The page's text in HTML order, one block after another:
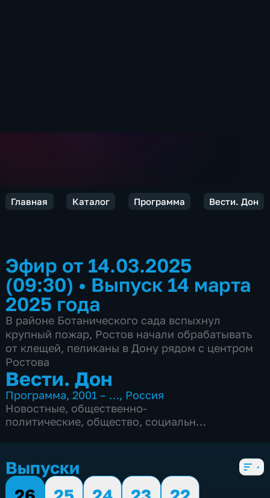
Главная Каталог Программа Вести. Дон
Эфир от 14.03.2025
(09:30) • Выпуск 14 марта
2025 года
В районе Ботанического сада вспыхнул
крупный пожар, Ростов начали обрабатывать
от клещей, пеликаны в Дону рядом с центром
Ростова
Вести. Дон
Программа,2001 – …, Россия
Новостные, общественно-
политические, общество, социально-
Выпуски